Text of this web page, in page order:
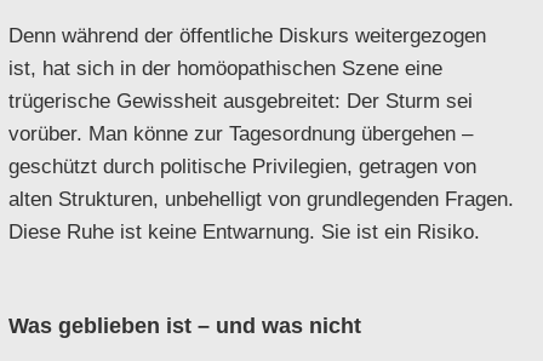
Denn während der öffentliche Diskurs weitergezogen
ist, hat sich in der homöopathischen Szene eine
trügerische Gewissheit ausgebreitet: Der Sturm sei
vorüber. Man könne zur Tagesordnung übergehen –
geschützt durch politische Privilegien, getragen von
alten Strukturen, unbehelligt von grundlegenden Fragen.
Diese Ruhe ist keine Entwarnung. Sie ist ein Risiko.
Was geblieben ist – und was nicht